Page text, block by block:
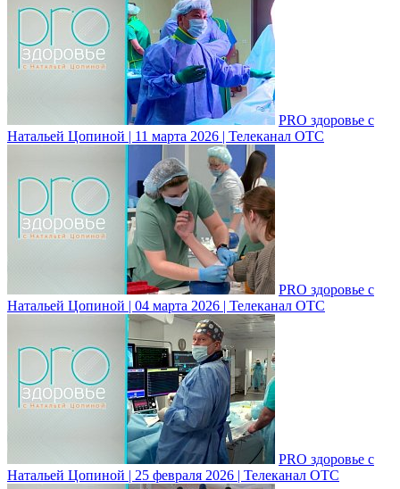
PRO здоровье с
Натальей Цопиной | 11 марта 2026 | Телеканал ОТС
PRO здоровье с
Натальей Цопиной | 04 марта 2026 | Телеканал ОТС
PRO здоровье с
Натальей Цопиной | 25 февраля 2026 | Телеканал ОТС